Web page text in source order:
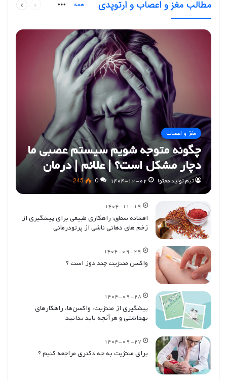
مطالب مغز و اعصاب و ارتوپدی همه Moreصفحهصفحه
مغز و اعصاب
چگونه متوجه شویم سیستم عصبی ما
دچار مشکل است؟ | علائم | درمان
تیم تولید محتوا ۱۴۰۴-۱۲-۰۲ 0
245
۱۴۰۴-۱۱-۱۹
افشانه سماق؛ راهکاری طبیعی برای پیشگیری از
زخم های دهانی ناشی از پرتودرمانی
۱۴۰۴-۰۹-۲۹
واکسن مننژیت چند دوز است ؟
۱۴۰۴-۰۹-۲۸
پیشگیری از مننژیت: واکسن‌ها، راهکارهای
بهداشتی و هرآنچه باید بدانید
۱۴۰۴-۰۹-۲۷
برای مننژیت به چه دکتری مراجعه کنیم ؟